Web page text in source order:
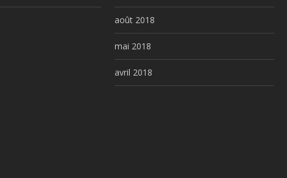
août 2018
mai 2018
avril 2018